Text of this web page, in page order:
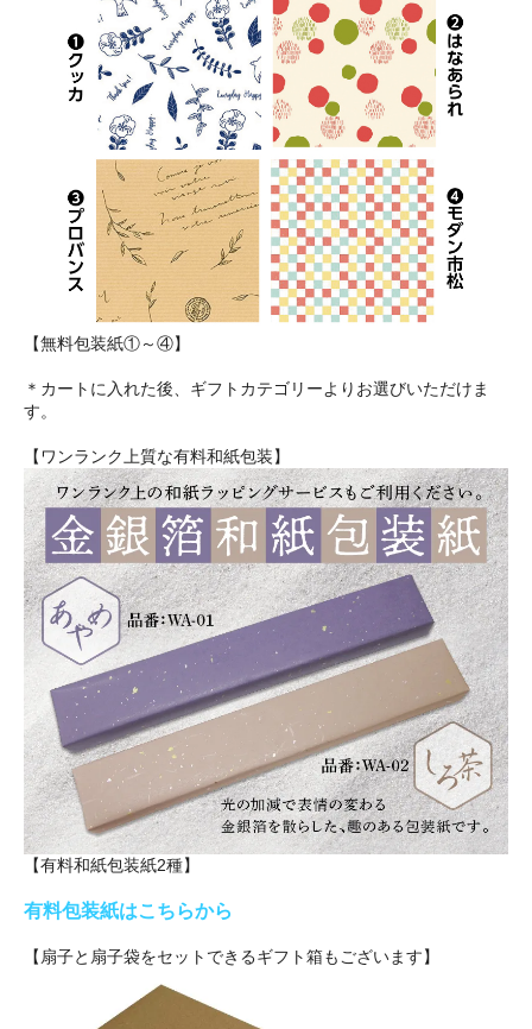
【無料包装紙①～④】
＊カートに入れた後、ギフトカテゴリーよりお選びいただけま
す。
【ワンランク上質な有料和紙包装】
【有料和紙包装紙2種】
有料包装紙はこちらから
【扇子と扇子袋をセットできるギフト箱もございます】